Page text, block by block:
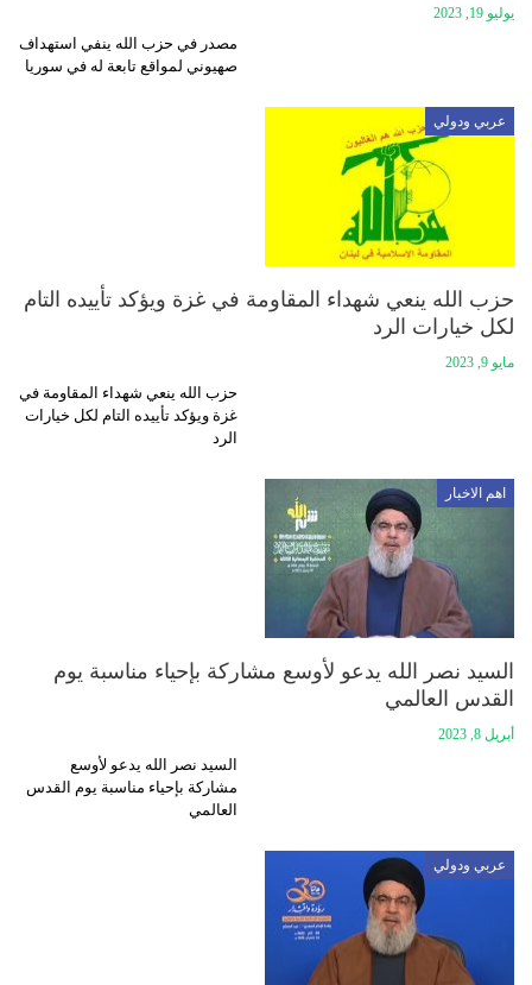
يوليو 19, 2023
مصدر في حزب الله ينفي استهداف
صهيوني لمواقع تابعة له في سوريا
عربي ودولي
حزب الله ينعي شهداء المقاومة في غزة ويؤكد تأييده التام
لكل خيارات الرد
مايو 9, 2023
حزب الله ينعي شهداء المقاومة في
غزة ويؤكد تأييده التام لكل خيارات
الرد
اهم الاخبار
السيد نصر الله يدعو لأوسع مشاركة بإحياء مناسبة يوم
القدس العالمي
أبريل 8, 2023
السيد نصر الله يدعو لأوسع
مشاركة بإحياء مناسبة يوم القدس
العالمي
عربي ودولي